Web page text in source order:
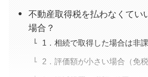
不動産取得税を払わなくてい
場合？
1．相続で取得した場合は非
2．評価額が小さい場合（免税